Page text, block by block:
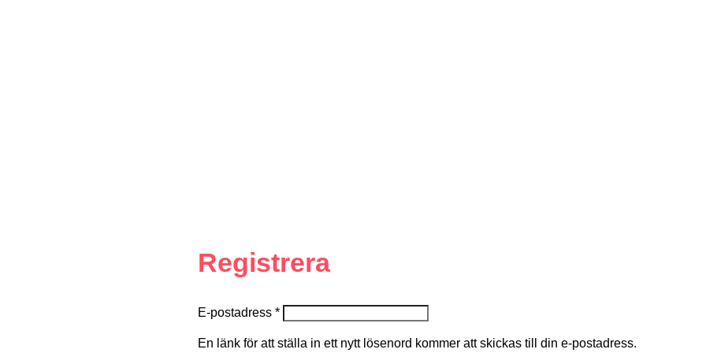
Registrera
E-postadress *
En länk för att ställa in ett nytt lösenord kommer att skickas till din e-postadress.